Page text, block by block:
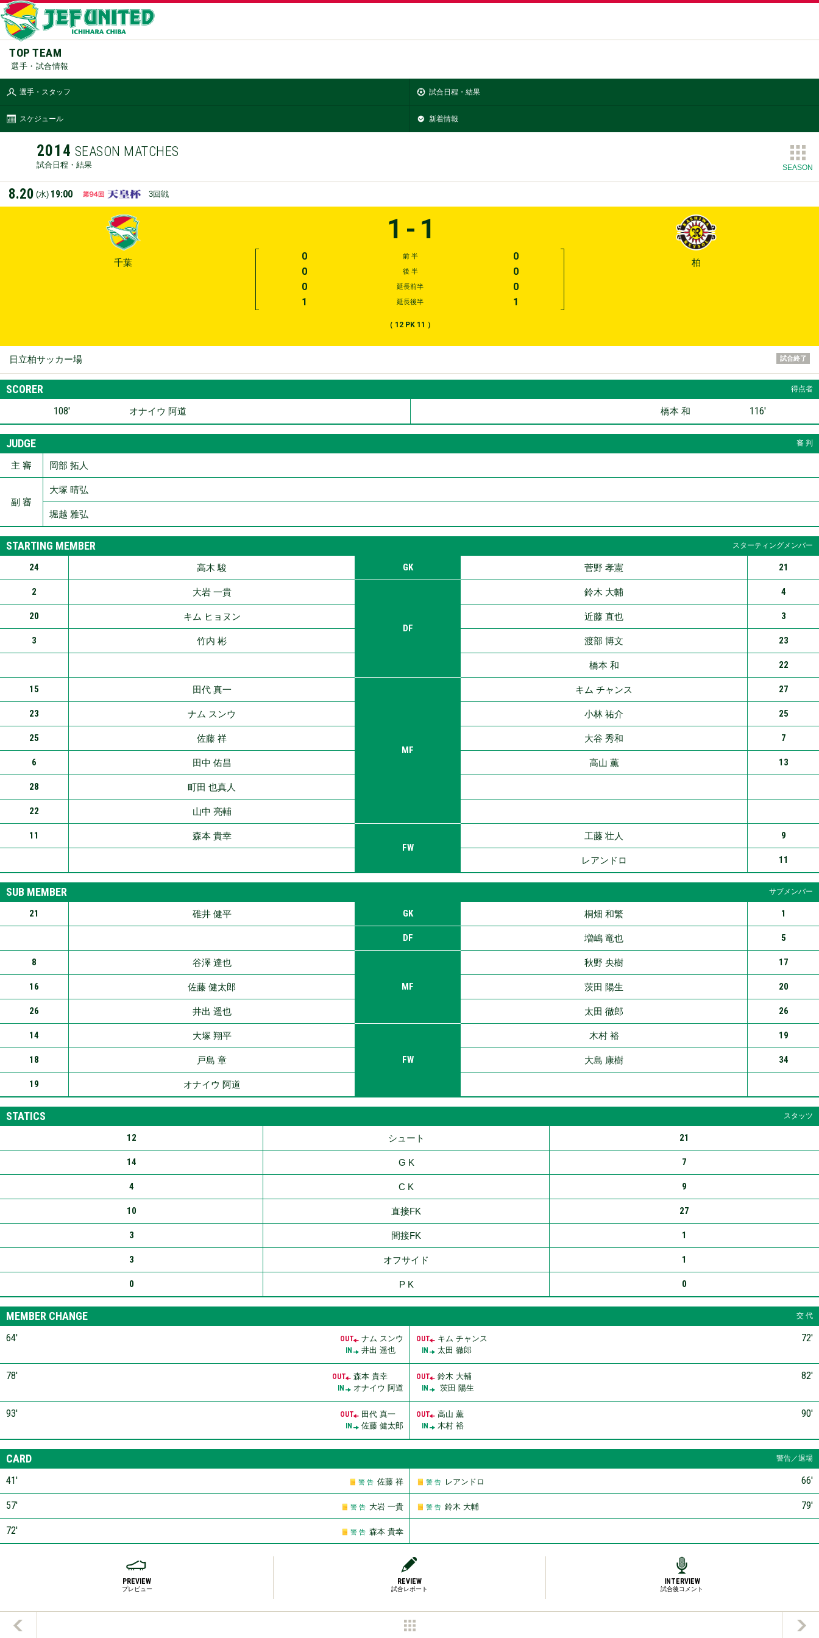
TOP TEAM
選手・試合情報
選手・スタッフ 試合日程・結果
スケジュール 新着情報
2014 SEASON MATCHES
試合日程・結果 SEASON
8.20 (水) 19:00 3回戦
千葉
1-1
0 前 半
0
0
後 半
0
0
延長前半
0
1
延長後半 1
（ 12PK 11 ）
柏
日立柏サッカー場 試合終了
SCORER 得点者
108′ オナイウ 阿道 橋本 和 116′
JUDGE 審 判
主 審 岡部 拓人
副 審
大塚 晴弘
堀越 雅弘
STARTING MEMBER スターティングメンバー
24 高木 駿 GK 菅野 孝憲 21
2 大岩 一貴
DF
鈴木 大輔 4
20 キム ヒョヌン 近藤 直也 3
3 竹内 彬 渡部 博文 23
橋本 和 22
15 田代 真一
MF
キム チャンス 27
23 ナム スンウ 小林 祐介 25
25 佐藤 祥 大谷 秀和 7
6 田中 佑昌 高山 薫 13
28 町田 也真人
22 山中 亮輔
11 森本 貴幸
FW
工藤 壮人 9
レアンドロ 11
SUB MEMBER サブメンバー
21 碓井 健平 GK 桐畑 和繁 1
DF 増嶋 竜也 5
8 谷澤 達也
MF
秋野 央樹 17
16 佐藤 健太郎 茨田 陽生 20
26 井出 遥也 太田 徹郎 26
14 大塚 翔平
FW
木村 裕 19
18 戸島 章 大島 康樹 34
19 オナイウ 阿道
STATICS スタッツ
12 シュート 21
14 G K 7
4 C K 9
10 直接FK 27
3 間接FK 1
3 オフサイド 1
0 P K 0
MEMBER CHANGE 交 代
64′ OUT ナム スンウ
IN 井出 遥也
72′
OUT キム チャンス
IN 太田 徹郎
78′ OUT 森本 貴幸
IN オナイウ 阿道
82′
OUT 鈴木 大輔
IN 茨田 陽生
93′ OUT 田代 真一
IN 佐藤 健太郎
90′
OUT 高山 薫
IN 木村 裕
CARD 警告／退場
41′ 警 告 佐藤 祥 66′
警 告 レアンドロ
57′ 警 告 大岩 一貴 79′
警 告 鈴木 大輔
72′ 警 告 森本 貴幸
PREVIEW
プレビュー
REVIEW
試合レポート
INTERVIEW
試合後コメント